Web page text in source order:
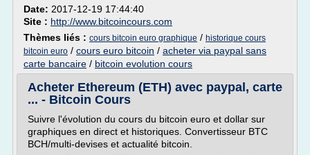
Date: 2017-12-19 17:44:40
Site : http://www.bitcoincours.com
Thèmes liés : cours bitcoin euro graphique / historique cours
bitcoin euro / cours euro bitcoin / acheter via paypal sans
carte bancaire / bitcoin evolution cours
Acheter Ethereum (ETH) avec paypal, carte
... - Bitcoin Cours
Suivre l'évolution du cours du bitcoin euro et dollar sur
graphiques en direct et historiques. Convertisseur BTC
BCH/multi-devises et actualité bitcoin.